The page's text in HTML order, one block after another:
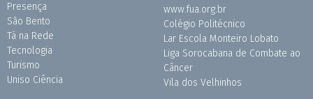
Presença
São Bento
Tá na Rede
Tecnologia
Turismo
Uniso Ciência
www.fua.org.br
Colégio Politécnico
Lar Escola Monteiro Lobato
Liga Sorocabana de Combate ao
Câncer
Vila dos Velhinhos